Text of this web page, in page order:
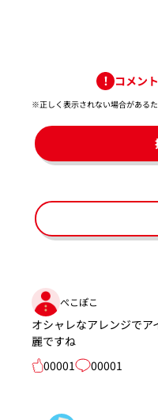
コメン
※正しく表示されない場合がある
ぺこぽこ
オシャレなアレンジで
麗ですね
00001
00001